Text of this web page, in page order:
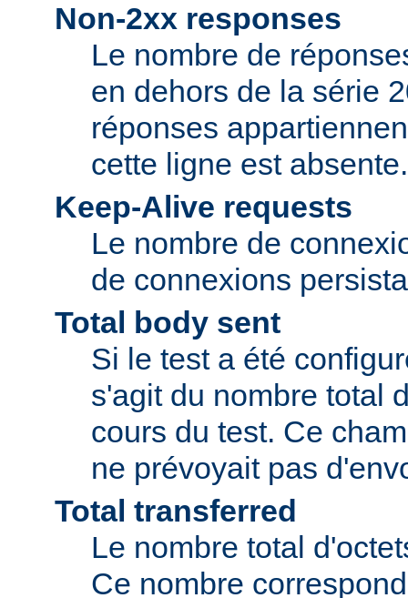
Non-2xx responses
Le nombre de
en dehors de la série
réponses
cette ligne est absente.
Keep-Alive requests
Le nombre de
de connexions
Total body sent
Si le test a été
s'agit du nombre total
cours du test. Ce
ne prévoyait pas
Total transferred
Le nombre total
Ce nombre